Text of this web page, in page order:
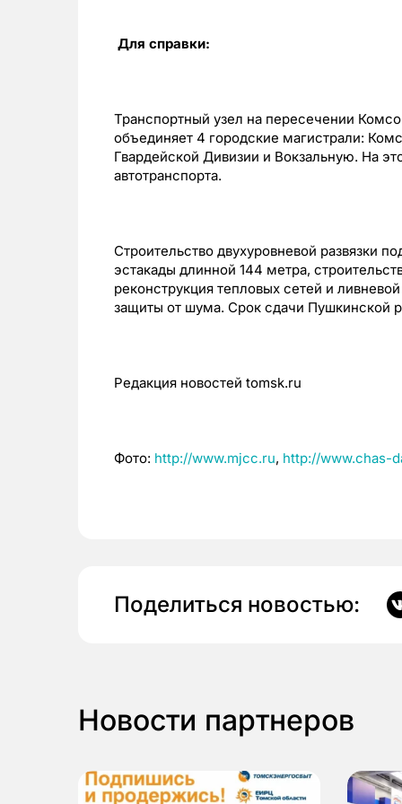
Для справки:
Транспортный узел на пересечении
объединяет 4 городские магистрали:
Гвардейской Дивизии и Вокзальную. На
автотранспорта.
Строительство двухуровневой развязки
эстакады длинной 144 метра,
реконструкция тепловых сетей и
защиты от шума. Срок сдачи Пушкинской
Редакция новостей tomsk.ru
Фото: http://www.mjcc.ru, http://www.chas-
Поделиться новостью:
Новости партнеров